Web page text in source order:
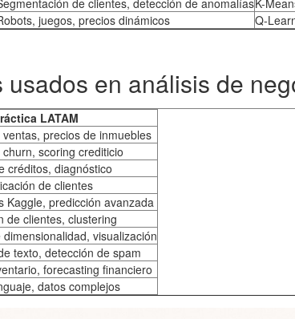
de clientes, detección de anomalíasK-
juegos, precios dinámicos Q-
en análisis de
LATAM
precios de inmuebles
scoring crediticio
créditos, diagnóstico
de clientes
Kaggle, predicción avanzada
de clientes, clustering
visualización
texto, detección de spam
forecasting financiero
datos complejos